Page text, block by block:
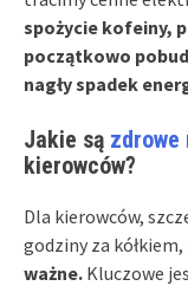
spożycie kofeiny,
początkowo
nagły spadek
Jakie są zdrowe
kierowców?
Dla kierowców,
godziny za kółkiem,
ważne. Kluczowe